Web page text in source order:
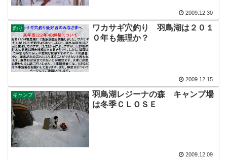
2009.12.30
釣り
ワカサギ穴釣り 羽鳥湖は２０１
０年も無理か？
2009.12.15
キャンプ
羽鳥湖レジーナの森 キャンプ場
は冬季ＣＬＯＳＥ
2009.12.09